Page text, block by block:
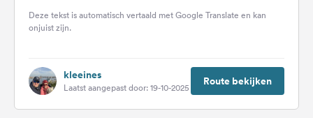
2024. De reisroute...
Deze tekst is automatisch vertaald met Google Translate en kan
onjuist zijn.
kleeines
Laatst aangepast door: 19-10-2025 Route bekijken